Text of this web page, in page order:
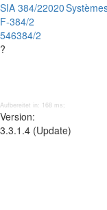
SIA 384/2
F-384/2
546384/2
?
2020
Aufbereitet in: 168 ms;
Version:
3.3.1.4 (Update)